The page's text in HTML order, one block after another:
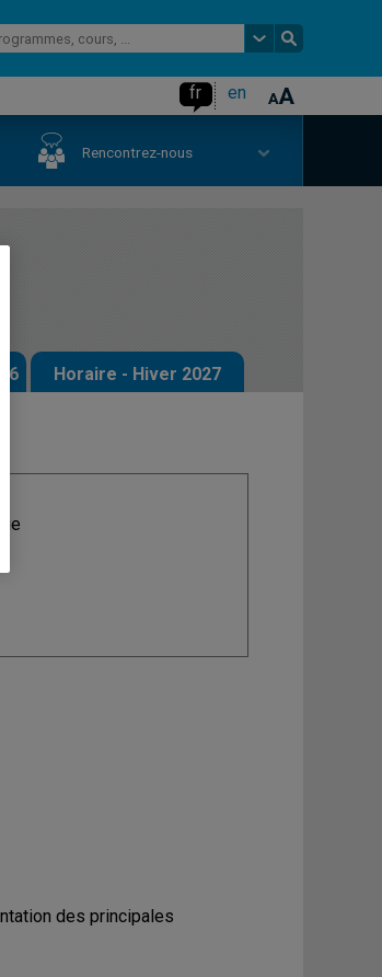
fr en
Rencontrez-nous
Horaire - Hiver 2027
des principales